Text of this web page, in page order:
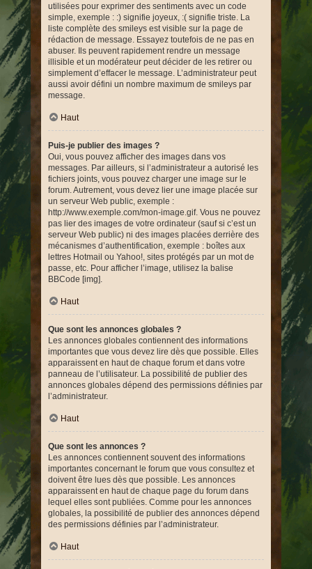
utilisées pour exprimer des sentiments avec un code
simple, exemple : :) signifie joyeux, :( signifie triste. La
liste complète des smileys est visible sur la page de
rédaction de message. Essayez toutefois de ne pas en
abuser. Ils peuvent rapidement rendre un message
illisible et un modérateur peut décider de les retirer ou
simplement d’effacer le message. L’administrateur peut
aussi avoir défini un nombre maximum de smileys par
message.
Haut
Puis-je publier des images ?
Oui, vous pouvez afficher des images dans vos
messages. Par ailleurs, si l’administrateur a autorisé les
fichiers joints, vous pouvez charger une image sur le
forum. Autrement, vous devez lier une image placée sur
un serveur Web public, exemple :
http://www.exemple.com/mon-image.gif. Vous ne pouvez
pas lier des images de votre ordinateur (sauf si c’est un
serveur Web public) ni des images placées derrière des
mécanismes d’authentification, exemple : boîtes aux
lettres Hotmail ou Yahoo!, sites protégés par un mot de
passe, etc. Pour afficher l’image, utilisez la balise
BBCode [img].
Haut
Que sont les annonces globales ?
Les annonces globales contiennent des informations
importantes que vous devez lire dès que possible. Elles
apparaissent en haut de chaque forum et dans votre
panneau de l’utilisateur. La possibilité de publier des
annonces globales dépend des permissions définies par
l’administrateur.
Haut
Que sont les annonces ?
Les annonces contiennent souvent des informations
importantes concernant le forum que vous consultez et
doivent être lues dès que possible. Les annonces
apparaissent en haut de chaque page du forum dans
lequel elles sont publiées. Comme pour les annonces
globales, la possibilité de publier des annonces dépend
des permissions définies par l’administrateur.
Haut